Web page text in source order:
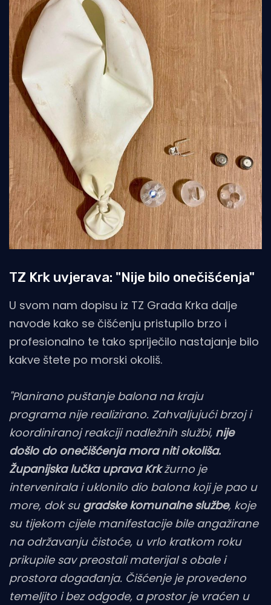
TZ Krk uvjerava: "Nije bilo onečišćenja"
U svom nam dopisu iz TZ Grada Krka dalje
navode kako se čišćenju pristupilo brzo i
profesionalno te tako spriječilo nastajanje bilo
kakve štete po morski okoliš.
"Planirano puštanje balona na kraju
programa nije realizirano. Zahvaljujući brzoj i
koordiniranoj reakciji nadležnih službi, nije
došlo do onečišćenja mora niti okoliša.
Županijska lučka uprava Krkžurno je
intervenirala i uklonilo dio balona koji je pao u
more, dok su gradske komunalne službe, koje
su tijekom cijele manifestacije bile angažirane
na održavanju čistoće, u vrlo kratkom roku
prikupile sav preostali materijal s obale i
prostora događanja. Čišćenje je provedeno
temeljito i bez odgode, a prostor je vraćen u